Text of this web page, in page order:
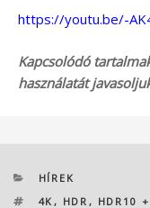
https://youtu.be/-
Kapcsolódó
használatát
KATEGÓRIÁK
HÍREK
CÍMKÉK
4K , HDR , HDR10 +